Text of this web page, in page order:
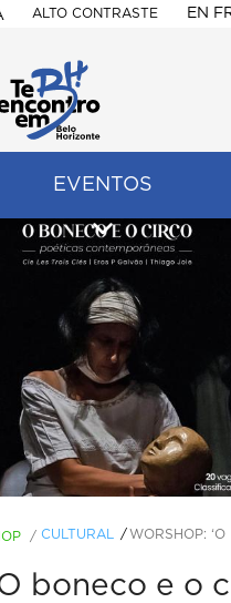
ALTO CONTRASTE EN
EVENTOS
/ CULTURAL WORSHOP:
boneco e o